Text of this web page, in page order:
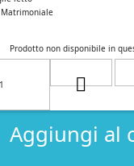
Matrimoniale
Prodotto non disponibile in
Aggiungi al